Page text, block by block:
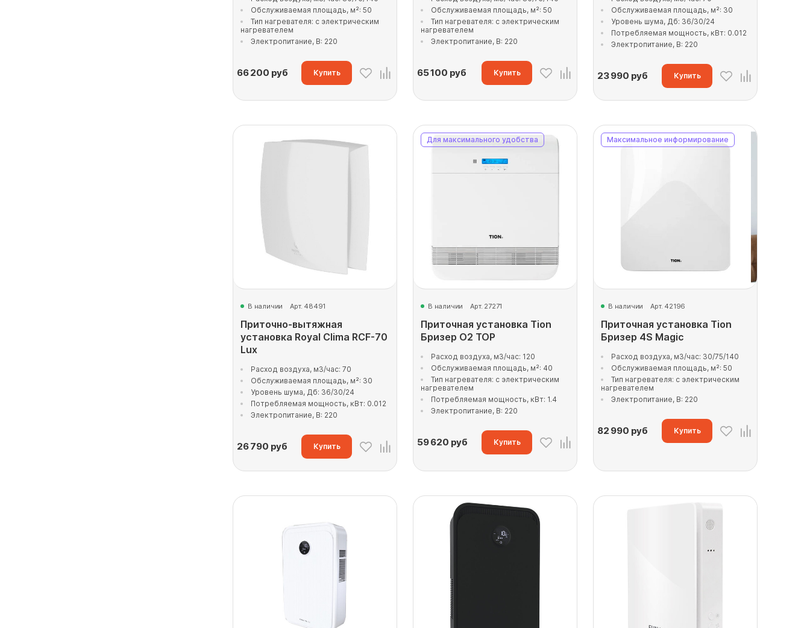
Обслуживаемая площадь, м²: 50
Тип нагревателя: с электрическим
нагревателем
Электропитание, В: 220
66 200 руб Купить
Обслуживаемая площадь, м²: 50
Тип нагревателя: с электрическим
нагревателем
Электропитание, В: 220
65 100 руб Купить
Обслуживаемая площадь, м²: 30
Уровень шума, Дб: 36/30/24
Потребляемая мощность, кВт: 0.012
Электропитание, В: 220
23 990 руб Купить
В наличии Арт. 48491
Приточно-вытяжная
установка Royal Clima RCF-70
Lux
Расход воздуха, м3/час: 70
Обслуживаемая площадь, м²: 30
Уровень шума, Дб: 36/30/24
Потребляемая мощность, кВт: 0.012
Электропитание, В: 220
26 790 руб Купить
Для максимального удобства
В наличии Арт. 27271
Приточная установка Tion
Бризер O2 TOP
Расход воздуха, м3/час: 120
Обслуживаемая площадь, м²: 40
Тип нагревателя: с электрическим
нагревателем
Потребляемая мощность, кВт: 1.4
Электропитание, В: 220
59 620 руб Купить
Максимальное информирование
В наличии Арт. 42196
Приточная установка Tion
Бризер 4S Magic
Расход воздуха, м3/час: 30/75/140
Обслуживаемая площадь, м²: 50
Тип нагревателя: с электрическим
нагревателем
Электропитание, В: 220
82 990 руб Купить